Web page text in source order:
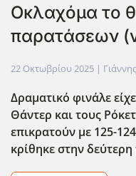
Οκλαχόμα το
παρατάσεων
22 Οκτωβρίου 2025 |
Δραματικό φινάλε
Θάντερ και τους
επικρατούν με 125-
κρίθηκε στην